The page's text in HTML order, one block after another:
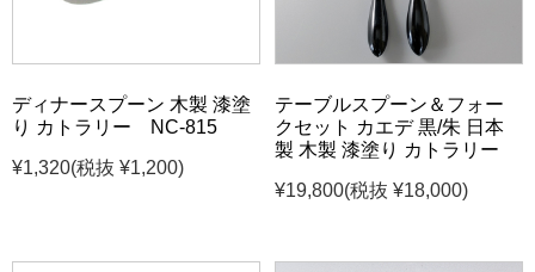
ディナースプーン 木製 漆塗
り カトラリー NC-815
¥1,320(税抜 ¥1,200)
テーブルスプーン＆フォー
クセット カエデ 黒/朱 日本
製 木製 漆塗り カトラリー
¥19,800(税抜 ¥18,000)